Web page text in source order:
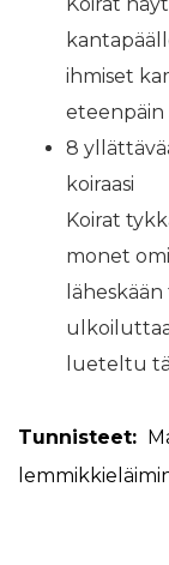
ihmiset
eteenpäin
8
koiraasi
Koirat
monet
ulkoiluttaa
lueteltu
Tunnisteet: